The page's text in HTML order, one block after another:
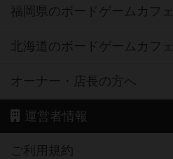
福岡県のボードゲームカフェ
北海道のボードゲームカフェ
オーナー・店長の方へ
運営者情報
ご利用規約